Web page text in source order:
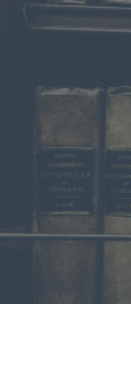
Aller